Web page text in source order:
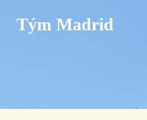
Tým Madrid